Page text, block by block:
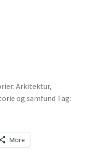
Arkitektur,
og samfund Tag:
More